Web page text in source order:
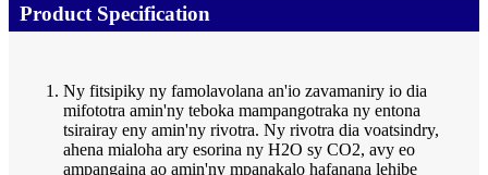
Product Specification
Ny fitsipiky ny famolavolana an'io zavamaniry io dia
mifototra amin'ny teboka mampangotraka ny entona
tsirairay eny amin'ny rivotra. Ny rivotra dia voatsindry,
ahena mialoha ary esorina ny H2O sy CO2, avy eo
ampangaina ao amin'ny mpanakalo hafanana lehibe